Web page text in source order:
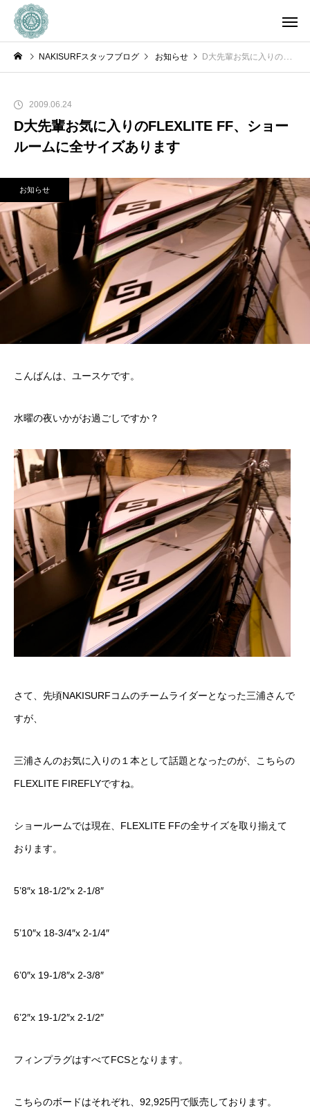
NAKISURFスタッフブログ お知らせ D大先輩お気に入りのFLEXLITE FF、ショールームに全サイズあります
2009.06.24
D大先輩お気に入りのFLEXLITE FF、ショー
ルームに全サイズあります
お知らせ
こんばんは、ユースケです。
水曜の夜いかがお過ごしですか？
さて、先頃NAKISURFコムのチームライダーとなった三浦さんで
すが、
三浦さんのお気に入りの１本として話題となったのが、こちらの
FLEXLITE FIREFLYですね。
ショールームでは現在、FLEXLITE FFの全サイズを取り揃えて
おります。
5’8″x 18-1/2″x 2-1/8″
5’10″x 18-3/4″x 2-1/4″
6’0″x 19-1/8″x 2-3/8″
6’2″x 19-1/2″x 2-1/2″
フィンプラグはすべてFCSとなります。
こちらのボードはそれぞれ、92,925円で販売しております。